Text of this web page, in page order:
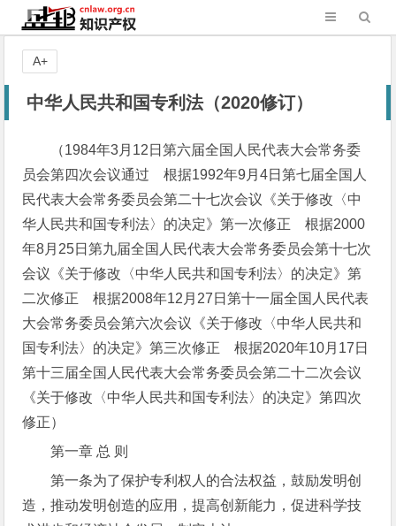
中华人民共和国专利法（2020修订）
（1984年3月12日第六届全国人民代表大会常务委
员会第四次会议通过 根据1992年9月4日第七届全国人
民代表大会常务委员会第二十七次会议《关于修改〈中
华人民共和国专利法〉的决定》第一次修正 根据2000
年8月25日第九届全国人民代表大会常务委员会第十七次
会议《关于修改〈中华人民共和国专利法〉的决定》第
二次修正 根据2008年12月27日第十一届全国人民代表
大会常务委员会第六次会议《关于修改〈中华人民共和
国专利法〉的决定》第三次修正 根据2020年10月17日
第十三届全国人民代表大会常务委员会第二十二次会议
《关于修改〈中华人民共和国专利法〉的决定》第四次
修正）
第一章 总 则
第一条为了保护专利权人的合法权益，鼓励发明创
造，推动发明创造的应用，提高创新能力，促进科学技
A+